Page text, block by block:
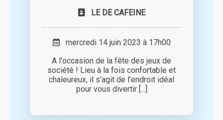
LE DE CAFEINE
mercredi 14 juin 2023 à 17h00
A l'occasion de la fête des jeux de
société ! Lieu à la fois confortable et
chaleureux, il s’agit de l’endroit idéal
pour vous divertir [...]